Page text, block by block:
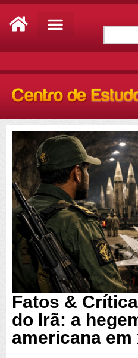
Fatos &
do Irã: a
americana em